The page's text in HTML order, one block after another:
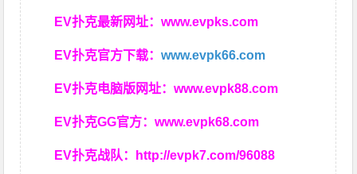
EV扑克最新网址：www.evpks.com
EV扑克官方下载：www.evpk66.com
EV扑克电脑版网址：www.evpk88.com
EV扑克GG官方：www.evpk68.com
EV扑克战队： http://evpk7.com/96088